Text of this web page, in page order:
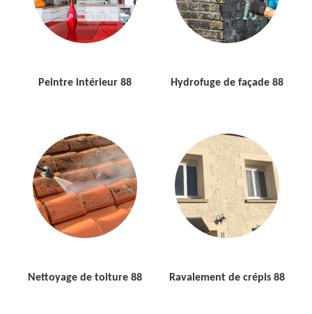
Peintre intérieur 88 Hydrofuge de façade 88
Nettoyage de toiture 88 Ravalement de crépis 88